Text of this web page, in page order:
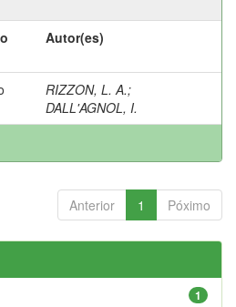
Autor(es)
RIZZON, L. A.;
DALL'AGNOL, I.
Anterior 1 Póximo
1